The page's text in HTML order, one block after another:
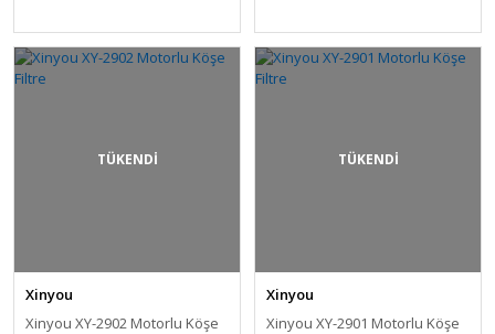
TÜKENDİ
Xinyou
Xinyou XY-2902 Motorlu Köşe
TÜKENDİ
Xinyou
Xinyou XY-2901 Motorlu Köşe